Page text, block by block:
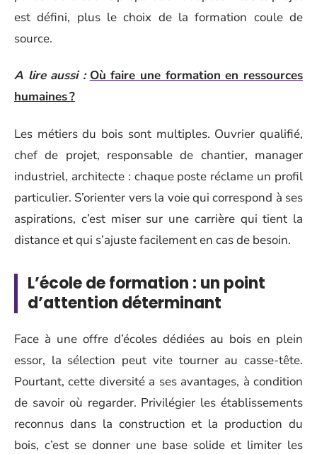
est défini, plus le choix de la formation coule de
source.
A lire aussi : Où faire une formation en ressources
humaines ?
Les métiers du bois sont multiples. Ouvrier qualifié,
chef de projet, responsable de chantier, manager
industriel, architecte : chaque poste réclame un profil
particulier. S’orienter vers la voie qui correspond à ses
aspirations, c’est miser sur une carrière qui tient la
distance et qui s’ajuste facilement en cas de besoin.
L’école de formation : un point
d’attention déterminant
Face à une offre d’écoles dédiées au bois en plein
essor, la sélection peut vite tourner au casse-tête.
Pourtant, cette diversité a ses avantages, à condition
de savoir où regarder. Privilégier les établissements
reconnus dans la construction et la production du
bois, c’est se donner une base solide et limiter les